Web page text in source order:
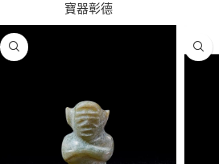
寶器彰德